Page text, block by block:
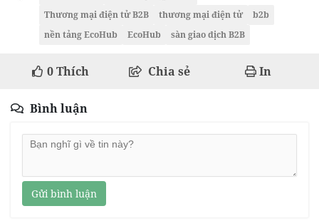
Thương mại điện tử B2B
thương mại điện tử
b2b
nền tảng EcoHub
EcoHub sàn giao dịch B2B
0Thích Chia sẻ In
Bình luận
Gửi bình luận